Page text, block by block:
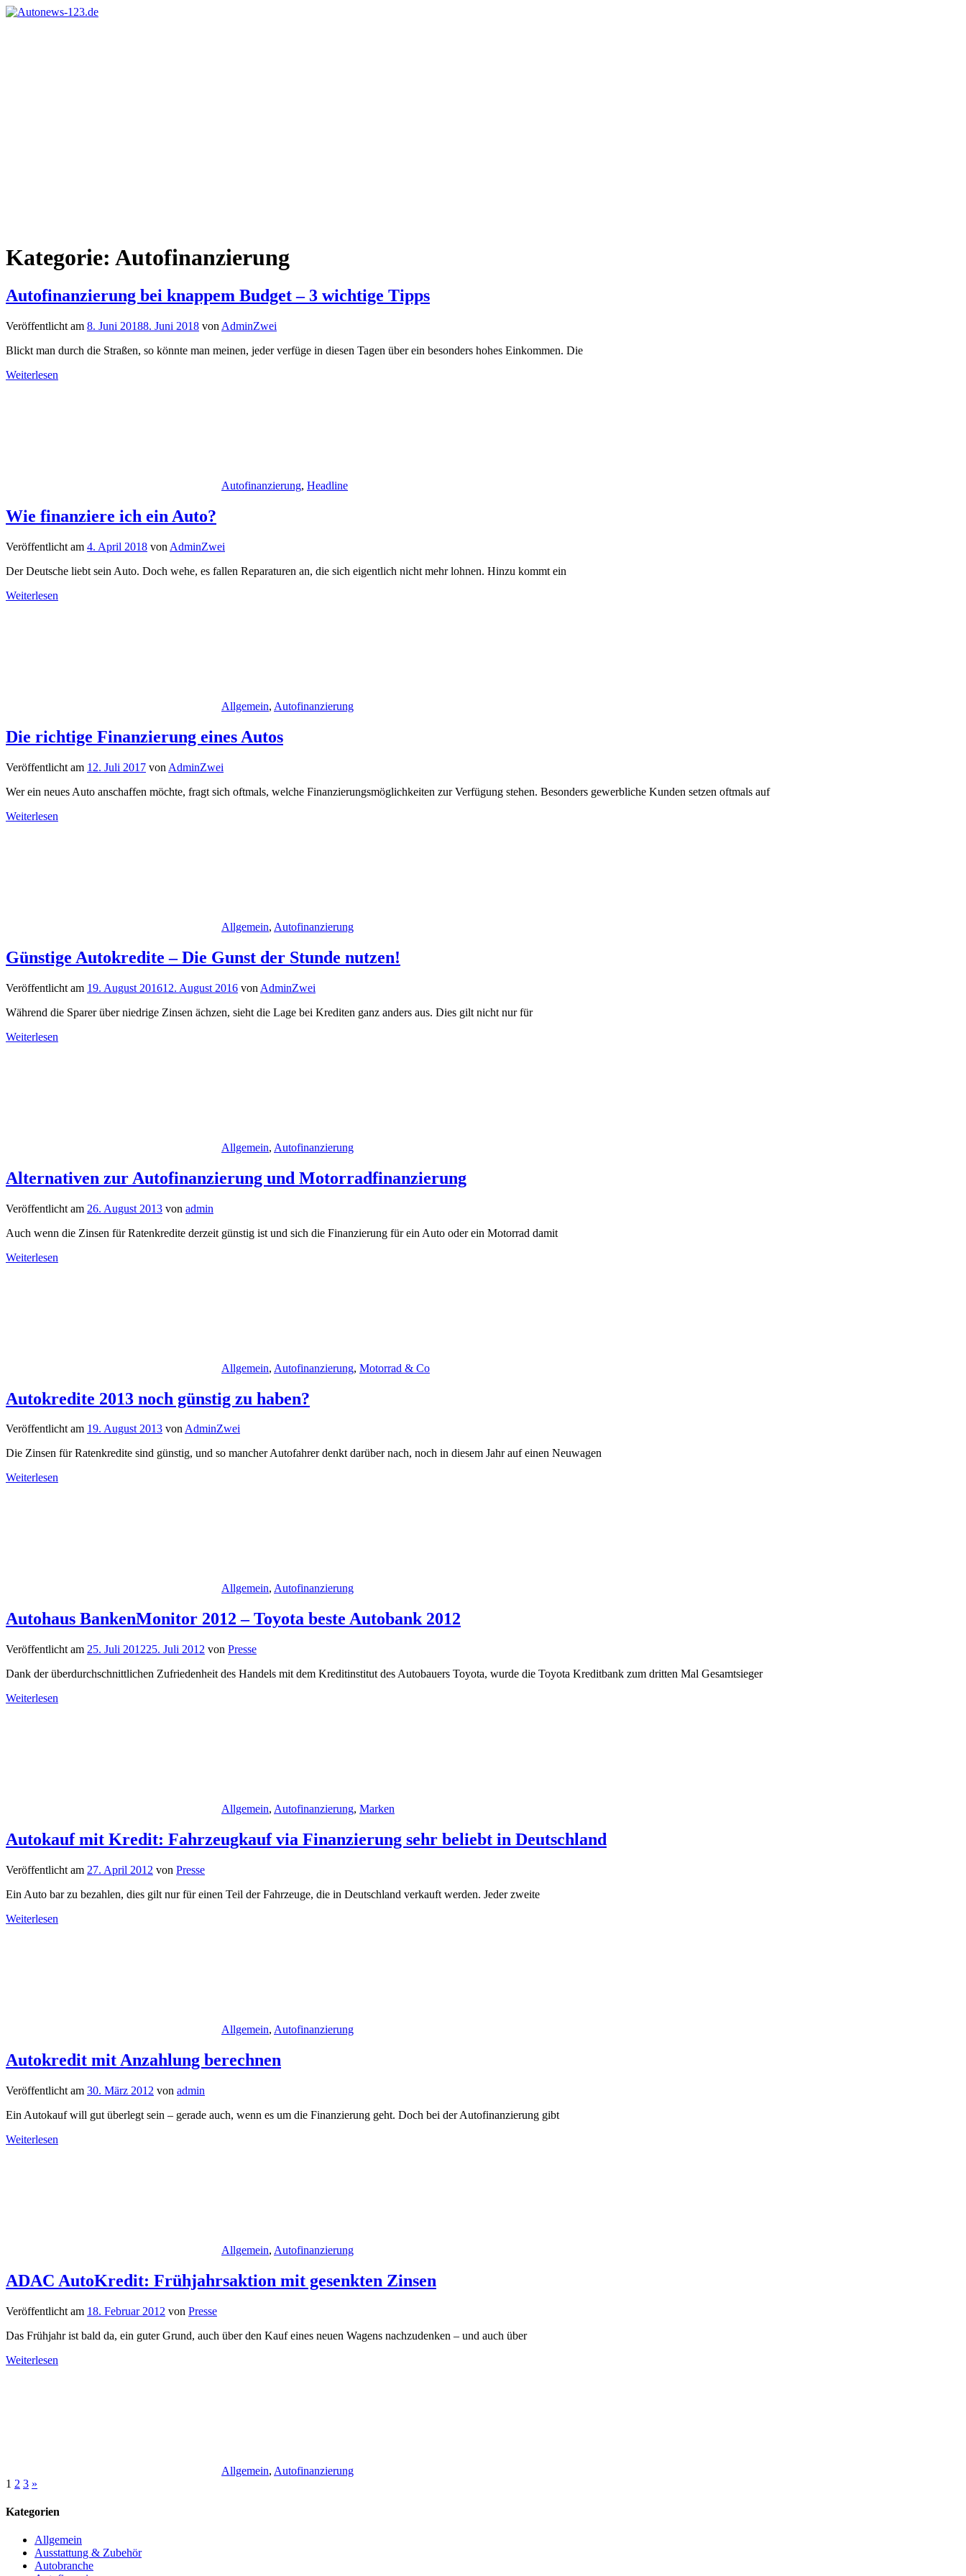
Zum
Kategorie: Autofinanzierung
Autofinanzierung bei knappem Budget – 3 wichtige Tipps
Veröffentlicht am 8. Juni 20188. Juni 2018 von AdminZwei
Blickt man durch die Straßen, so könnte man meinen, jeder verfüge in diesen Tagen über ein besonders hohes Einkommen. Die
Weiterlesen
Autofinanzierung, Headline
Wie finanziere ich ein Auto?
Veröffentlicht am 4. April 2018 von AdminZwei
Der Deutsche liebt sein Auto. Doch wehe, es fallen Reparaturen an, die sich eigentlich nicht mehr lohnen. Hinzu kommt ein
Weiterlesen
Allgemein, Autofinanzierung
Die richtige Finanzierung eines Autos
Veröffentlicht am 12. Juli 2017 von AdminZwei
Wer ein neues Auto anschaffen möchte, fragt sich oftmals, welche Finanzierungsmöglichkeiten zur Verfügung stehen. Besonders gewerbliche Kunden setzen oftmals auf
Weiterlesen
Allgemein, Autofinanzierung
Günstige Autokredite – Die Gunst der Stunde nutzen!
Veröffentlicht am 19. August 201612. August 2016 von AdminZwei
Während die Sparer über niedrige Zinsen ächzen, sieht die Lage bei Krediten ganz anders aus. Dies gilt nicht nur für
Weiterlesen
Allgemein, Autofinanzierung
Alternativen zur Autofinanzierung und Motorradfinanzierung
Veröffentlicht am 26. August 2013 von admin
Auch wenn die Zinsen für Ratenkredite derzeit günstig ist und sich die Finanzierung für ein Auto oder ein Motorrad damit
Weiterlesen
Allgemein, Autofinanzierung, Motorrad & Co
Autokredite 2013 noch günstig zu haben?
Veröffentlicht am 19. August 2013 vonAdminZwei
Die Zinsen für Ratenkredite sind günstig, und so mancher Autofahrer denkt darüber nach, noch in diesem Jahr auf einen Neuwagen
Weiterlesen
Allgemein, Autofinanzierung
Autohaus BankenMonitor 2012 – Toyota beste Autobank 2012
Veröffentlicht am 25. Juli 201225. Juli 2012 von Presse
Dank der überdurchschnittlichen Zufriedenheit des Handels mit dem Kreditinstitut des Autobauers Toyota, wurde die Toyota Kreditbank zum dritten Mal Gesamtsieger
Weiterlesen
Allgemein, Autofinanzierung, Marken
Autokauf mit Kredit: Fahrzeugkauf via Finanzierung sehr beliebt in Deutschland
Veröffentlicht am 27. April 2012 von Presse
Ein Auto bar zu bezahlen, dies gilt nur für einen Teil der Fahrzeuge, die in Deutschland verkauft werden. Jeder zweite
Weiterlesen
Allgemein, Autofinanzierung
Autokredit mit Anzahlung berechnen
Veröffentlicht am 30. März 2012 von admin
Ein Autokauf will gut überlegt sein – gerade auch, wenn es um die Finanzierung geht. Doch bei der Autofinanzierung gibt
Weiterlesen
Allgemein, Autofinanzierung
ADAC AutoKredit: Frühjahrsaktion mit gesenkten Zinsen
Veröffentlicht am 18. Februar 2012 von Presse
Das Frühjahr ist bald da, ein guter Grund, auch über den Kauf eines neuen Wagens nachzudenken – und auch über
Weiterlesen
Allgemein, Autofinanzierung
Seitennummerierung
der
1 2 3 Nächste
»
Kategorien
Allgemein
Ausstattung & Zubehör
Autobranche